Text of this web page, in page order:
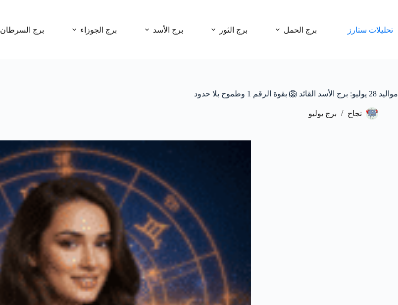
تحليلات ستارز برج الحمل برج الثور برج الأسد برج الجوزاء برج السرطان
مواليد 28 يوليو: برج الأسد القائد 🦁 بقوة الرقم 1 وطموح بلا حدود
نجاح برج يوليو